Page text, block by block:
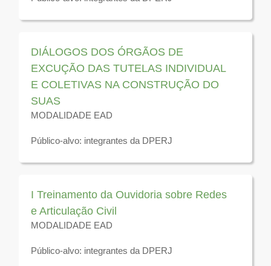
Disponível para visualização até 31 de dezembro de
DIÁLOGOS DOS ÓRGÃOS DE
EXCUÇÃO DAS TUTELAS INDIVIDUAL
E COLETIVAS NA CONSTRUÇÃO DO
SUAS
MODALIDADE EAD
Público-alvo: integrantes da DPERJ
Disponível para visualização até 31 de dezembro de
I Treinamento da Ouvidoria sobre Redes
e Articulação Civil
MODALIDADE EAD
Público-alvo: integrantes da DPERJ